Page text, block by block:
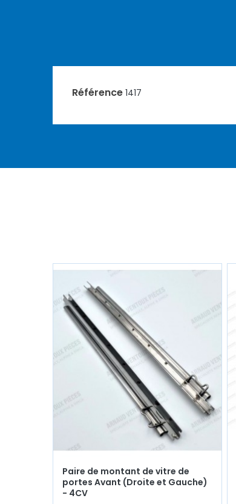
Référence 1417
Paire de montant de vitre de
portes Avant (Droite et Gauche)
- 4CV